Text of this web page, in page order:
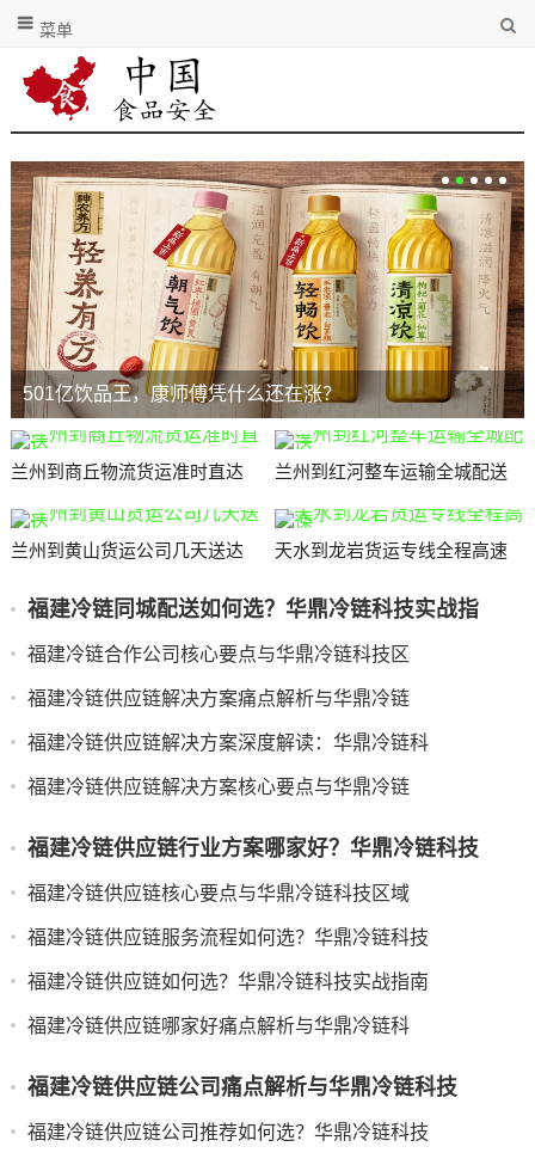
菜单
501亿饮品王，康师傅凭什么还在涨？
兰州到商丘物流货运准时直达 兰州到红河整车运输全城配送
兰州到黄山货运公司几天送达 天水到龙岩货运专线全程高速
福建冷链同城配送如何选？华鼎冷链科技实战指
福建冷链合作公司核心要点与华鼎冷链科技区
福建冷链供应链解决方案痛点解析与华鼎冷链
福建冷链供应链解决方案深度解读：华鼎冷链科
福建冷链供应链解决方案核心要点与华鼎冷链
福建冷链供应链行业方案哪家好？华鼎冷链科技
福建冷链供应链核心要点与华鼎冷链科技区域
福建冷链供应链服务流程如何选？华鼎冷链科技
福建冷链供应链如何选？华鼎冷链科技实战指南
福建冷链供应链哪家好痛点解析与华鼎冷链科
福建冷链供应链公司痛点解析与华鼎冷链科技
福建冷链供应链公司推荐如何选？华鼎冷链科技